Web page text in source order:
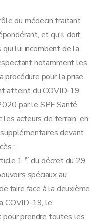
du médecin traitant
et qu'il doit,
lui incombent de la
notamment les
procédure pour la prise
atteint du COVID-19
par le SPF Santé
les acteurs de terrain, en
devant
;
1 erdu décret du 29
spéciaux au
faire face à la deuxième
COVID-19, le
prendre toutes les